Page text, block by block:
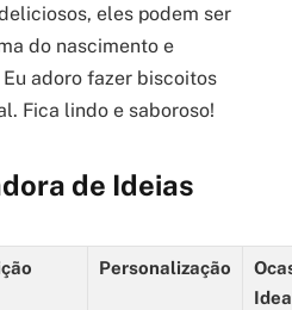
eles podem ser
do nascimento e
adoro fazer biscoitos
Fica lindo e saboroso!
de Ideias
Personalização